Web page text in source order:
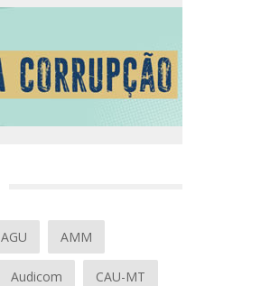
AGU AMM
Audicom CAU-MT